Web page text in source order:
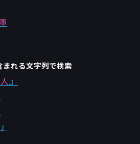
れる文字列で検索
』
』